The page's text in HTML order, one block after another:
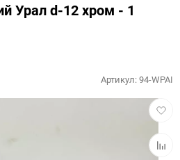
Урал d-12 хром - 1
в
к
Артикул:94-WPAI